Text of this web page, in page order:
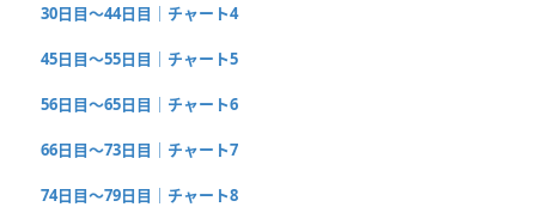
30日目〜44日目｜チャート4
45日目〜55日目｜チャート5
56日目〜65日目｜チャート6
66日目〜73日目｜チャート7
74日目〜79日目｜チャート8